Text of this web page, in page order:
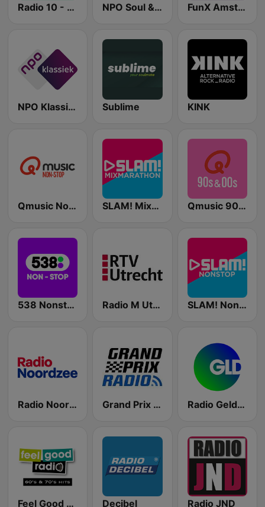
Radio 10 - Non-stop NPO Soul & Jazz FunX Amsterdam
NPO Klassiek Sublime KINK
Qmusic Nonstop SLAM! Mixmarathon Qmusic 90's & 00's
538 Nonstop Radio M Utrecht SLAM! Nonstop
Radio Noordzee Grand Prix Radio Radio Gelderland
Feel Good Radio 60's & 70's Hits Decibel Radio JND